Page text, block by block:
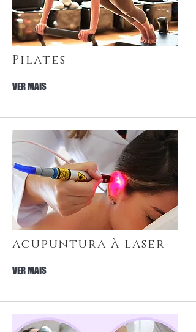
Pilates
VER MAIS
acupuntura à laser
VER MAIS